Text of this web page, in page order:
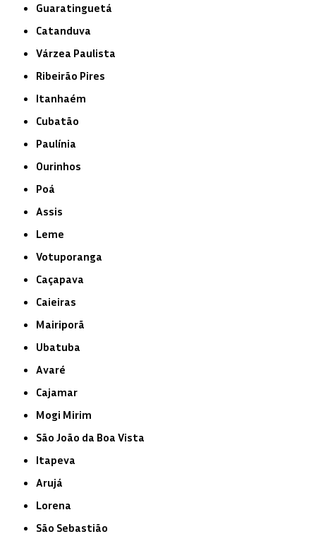
Guaratinguetá
Catanduva
Várzea Paulista
Ribeirão Pires
Itanhaém
Cubatão
Paulínia
Ourinhos
Poá
Assis
Leme
Votuporanga
Caçapava
Caieiras
Mairiporã
Ubatuba
Avaré
Cajamar
Mogi Mirim
São João da Boa Vista
Itapeva
Arujá
Lorena
São Sebastião